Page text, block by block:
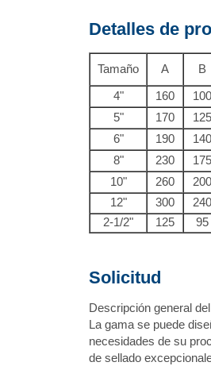
Detalles de
Tamaño A B
4"
160 100
5"
170 125
6"
190 140
8"
230 175
10"
260 200
12"
300 240
2-1/2"
125 95
Solicitud
Descripción general
La gama se puede
necesidades de su
de sellado